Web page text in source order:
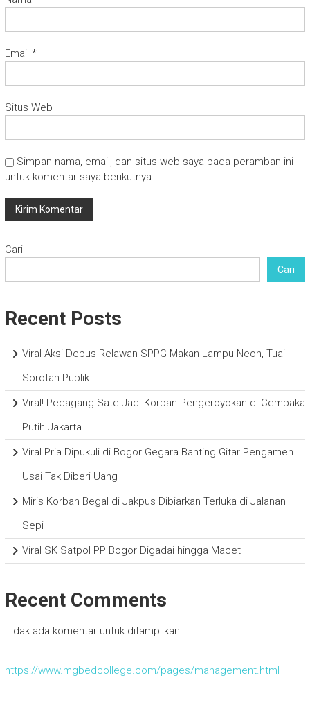
Email *
Situs Web
Simpan nama, email, dan situs web saya pada peramban ini
untuk komentar saya berikutnya.
Cari
Cari
Recent Posts
Viral Aksi Debus Relawan SPPG Makan Lampu Neon, Tuai
Sorotan Publik
Viral! Pedagang Sate Jadi Korban Pengeroyokan di Cempaka
Putih Jakarta
Viral Pria Dipukuli di Bogor Gegara Banting Gitar Pengamen
Usai Tak Diberi Uang
Miris Korban Begal di Jakpus Dibiarkan Terluka di Jalanan
Sepi
Viral SK Satpol PP Bogor Digadai hingga Macet
Recent Comments
Tidak ada komentar untuk ditampilkan.
https://www.mgbedcollege.com/pages/management.html